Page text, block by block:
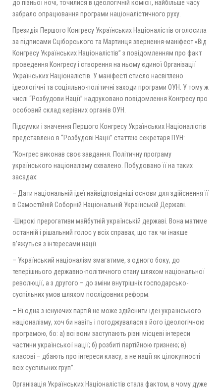
до пізньої ночі, точилися в ідеологічній комісії, найбільше часу
забрало опрацювання програми націоналістичного руху.
Президія Першого Конгресу Українських Націоналістів оголосила
за підписами Сціборського та Мартинця звернення-маніфест «Від
Конгресу Українських Націоналістів” з повідомленням про факт
проведення Конгресу і створення на ньому єдиної Організації
Українських Націоналістів. У маніфесті стисло насвітлено
ідеологічні та соціяльно-політичні заходи програми ОУН. У тому ж
числі “Розбудови Нації” надруковано повідомлення Конгресу про
особовий склад керівних органів ОУН.
Підсумки і значення Першого Конгресу Українських Націоналістів
представлено в “Розбудові Нації” статтею секретаря ПУН:
“Конгрес виконав своє завдання. Політичну програму
українського націоналізму схвалено. Побудовано її на таких
засадах:
– Дати національній ідеї найвідповідніші основи для здійснення її
в Самостійній Соборній Національній Українській Державі.
-Широкі прерогативи майбутній українській державі. Вона матиме
останній і рішальний голос у всіх справах, що так чи інакше
в’яжуться з інтересами нації.
– Український націоналізм змагатиме, з одного боку, до
теперішнього державно-політичного стану шляхом національної
революції, а з другого – до зміни внутрішніх господарсько-
суспільних умов шляхом послідовних реформ.
– Ні одна з існуючих партій не може здійснити ідеї українського
націоналізму, хоч би навіть і погоджувалася з його ідеологічною
програмою, бо: а) всі вони заступають різні місцеві інтереси
частини української нації; б) розбиті партійною гризнею; в)
класові – дбають про інтереси класу, а не нації як цілокупності
всіх суспільних груп”.
Організація Українських Націоналістів стала фактом, в чому дуже